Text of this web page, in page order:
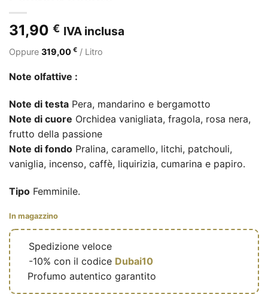
31,90 € IVA inclusa
Oppure 319,00 € / Litro
Note olfattive :
Note di testa Pera, mandarino e bergamotto
Note di cuore Orchidea vanigliata, fragola, rosa nera,
frutto della passione
Note di fondo Pralina, caramello, litchi, patchouli,
vaniglia, incenso, caffè, liquirizia, cumarina e papiro.
Tipo Femminile.
In magazzino
Spedizione veloce
-10% con il codice Dubai10
Profumo autentico garantito